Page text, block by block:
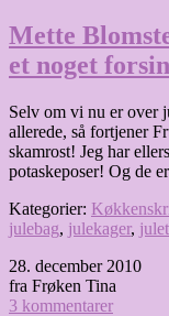
Mette
et noget
Selv om vi nu er over
allerede, så fortjener
skamrost! Jeg har
potaskeposer! Og de
Kategorier:
julebag, julekager,
28. december 2010
fra Frøken Tina
3 kommentarer